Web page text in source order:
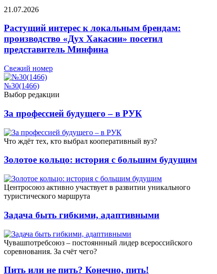
21.07.2026
Растущий интерес к локальным брендам:
производство «Дух Хакасии» посетил
представитель Минфина
Свежий номер
№30(1466)
Выбор редакции
За профессией будущего – в РУК
Что ждёт тех, кто выбрал кооперативный вуз?
Золотое кольцо: история с большим будущим
Центросоюз активно участвует в развитии уникального
туристического маршрута
Задача быть гибкими, адаптивными
Чувашпотребсоюз – постояннный лидер всероссийского
соревнования. За счёт чего?
Пить или не пить? Конечно, пить!